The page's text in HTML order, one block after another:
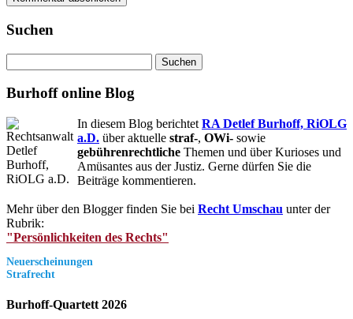
Suchen
nach:
Burhoff online Blog
In diesem Blog berichtet RA Detlef Burhoff, RiOLG
a.D. über aktuelle straf-, OWi- sowie
gebührenrechtliche Themen und über Kurioses und
Amüsantes aus der Justiz. Gerne dürfen Sie die
Beiträge kommentieren.
Mehr über den Blogger finden Sie bei Recht Umschau unter der
Rubrik:
"Persönlichkeiten des Rechts"
Neuerscheinungen
Strafrecht
Burhoff-Quartett 2026